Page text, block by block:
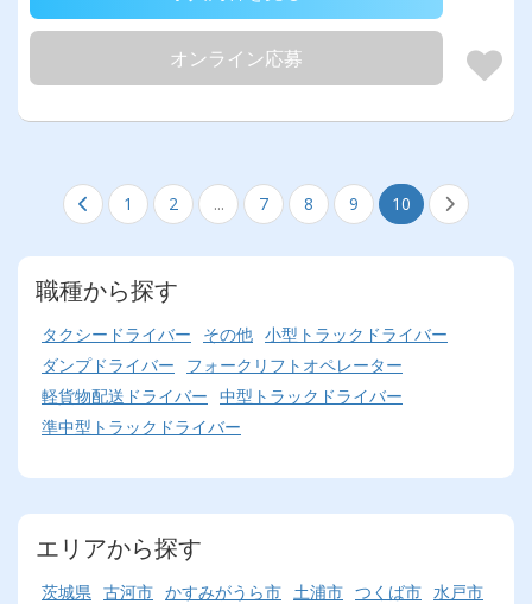
オンライン応募
1 2 ... 7 8 9 10
職種から探す
タクシードライバー その他 小型トラックドライバー
ダンプドライバー
フォークリフトオペレーター
軽貨物配送ドライバー 中型トラックドライバー
準中型トラックドライバー
エリアから探す
茨城県 古河市 かすみがうら市 土浦市 つくば市 水戸市